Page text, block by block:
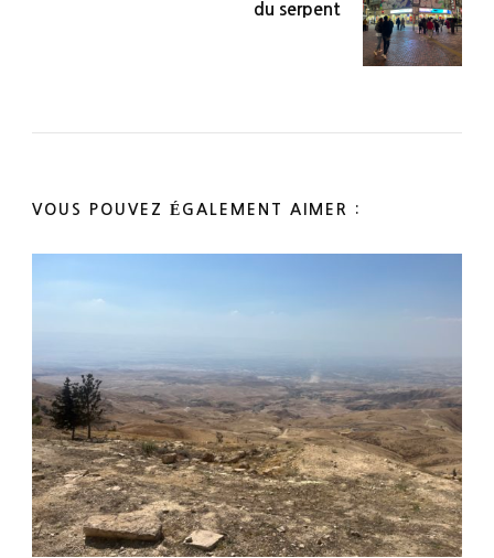
du serpent
VOUS POUVEZ ÉGALEMENT AIMER :